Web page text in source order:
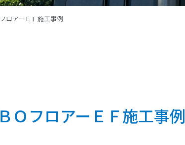
ロアーＥＦ施工事例
ＯフロアーＥＦ施工事例